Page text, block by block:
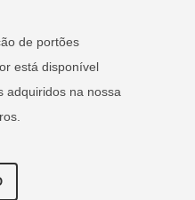
de portões
está disponível
adquiridos na nossa